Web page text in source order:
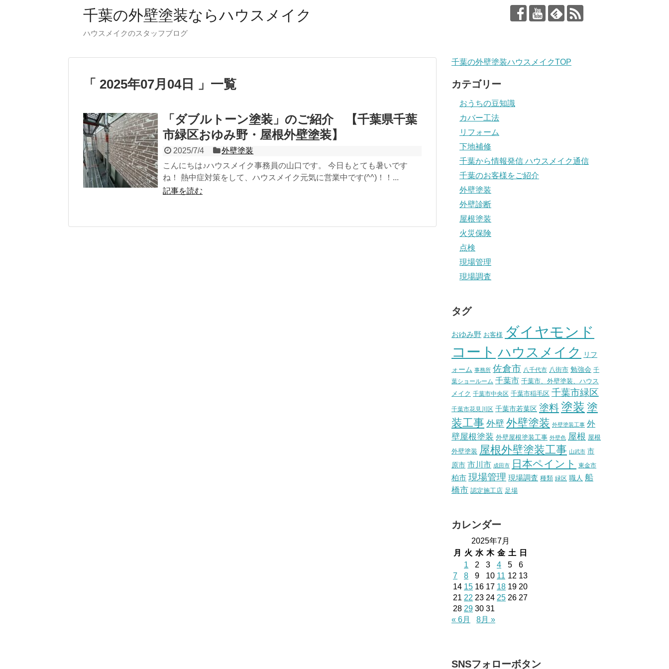
千葉の外壁塗装ならハウスメイク
ハウスメイクのスタッフブログ
「 2025年07月04日 」一覧
「ダブルトーン塗装」のご紹介 【千葉県千葉
市緑区おゆみ野・屋根外壁塗装】
2025/7/4
外壁塗装
こんにちは♪ハウスメイク事務員の山口です。 今日もとても暑いです
ね！ 熱中症対策をして、ハウスメイク元気に営業中です(^^)！！...
記事を読む
千葉の外壁塗装ハウスメイクTOP
カテゴリー
おうちの豆知識
カバー工法
リフォーム
下地補修
千葉から情報発信 ハウスメイク通信
千葉のお客様をご紹介
外壁塗装
外壁診断
屋根塗装
火災保険
点検
現場管理
現場調査
タグ
おゆみ野 お客様 ダイヤモンド
コート ハウスメイク
リフ
ォーム 事務所 佐倉市 八千代市 八街市 勉強会 千
葉ショールーム 千葉市 千葉市、外壁塗装、ハウス
メイク 千葉市中央区 千葉市稲毛区 千葉市緑区
千葉市花見川区 千葉市若葉区 塗料塗装 塗
装工事 外壁 外壁塗装 外壁塗装工事 外
壁屋根塗装 外壁屋根塗装工事 外壁色 屋根 屋根
外壁塗装 屋根外壁塗装工事 山武市 市
原市 市川市 成田市 日本ペイント 東金市
柏市 現場管理 現場調査 種類 緑区 職人 船
橋市 認定施工店 足場
カレンダー
2025年7月
月
火 水 木 金 土
日
1
2 3 4 5
6
7
8 9 10 11 12 13
14 15 16 17 18 19 20
21 22 23 24 25 26 27
28 29 30 31
« 6月
8月 »
SNSフォローボタン